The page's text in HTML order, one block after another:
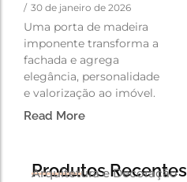
/ 30 de janeiro de 2026
Uma porta de madeira
imponente transforma a
fachada e agrega
elegância, personalidade
e valorização ao imóvel.
Read More
Produtos Recentes
Arquitetura e Decoração